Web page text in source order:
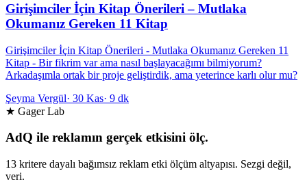
Girişimciler İçin Kitap Önerileri – Mutlaka
Okumanız Gereken 11 Kitap
Girişimciler İçin Kitap Önerileri - Mutlaka Okumanız Gereken 11
Kitap - Bir fikrim var ama nasıl başlayacağımı bilmiyorum?
Arkadaşımla ortak bir proje geliştirdik, ama yeterince karlı olur mu?
Şeyma Vergül· 30 Kas· 9 dk
★ Gager Lab
AdQ ile reklamın gerçek etkisini ölç.
13 kritere dayalı bağımsız reklam etki ölçüm altyapısı. Sezgi değil,
veri.